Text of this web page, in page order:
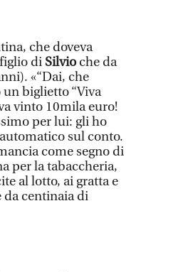
che doveva
di Silvioche da
«“Dai, che
un biglietto “Viva
vinto 10mila euro!
per lui: gli ho
sul conto.
come segno di
per la tabaccheria,
al lotto, ai gratta e
da centinaia di